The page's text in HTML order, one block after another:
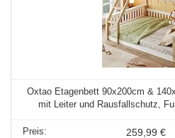
Oxtao Etagenbett 90x200cm &
mit Leiter und Rausfallschutz,
259,99 €